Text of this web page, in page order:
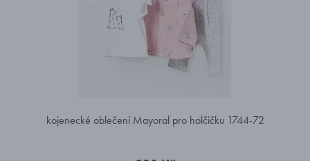
kojenecké oblečení Mayoral pro holčičku 1744-72